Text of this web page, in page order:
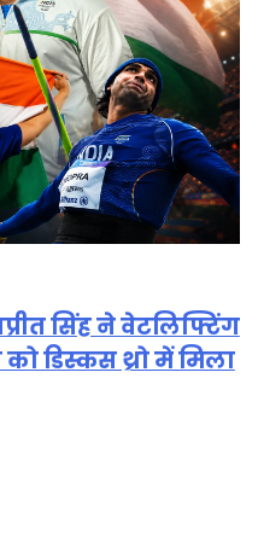
सिंह ने वेटलिफ्टिंग
डिस्कस थ्रो में मिला